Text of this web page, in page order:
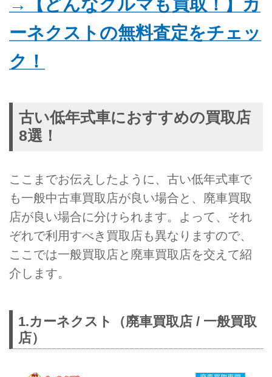
→【どんなクルマも買取！】カ
ーネクストの無料査定をチェッ
ク！
古い低年式車におすすめの買取店
8選！
ここまでお伝えしたように、古い低年式車で
も一般中古車買取店が良い場合と、廃車買取
店が良い場合に分けられます。よって、それ
ぞれで利用すべき買取店も異なりますので、
ここでは一般買取店と廃車買取店を交えて紹
介します。
1.カーネクスト（廃車買取店 / 一般買取
店）